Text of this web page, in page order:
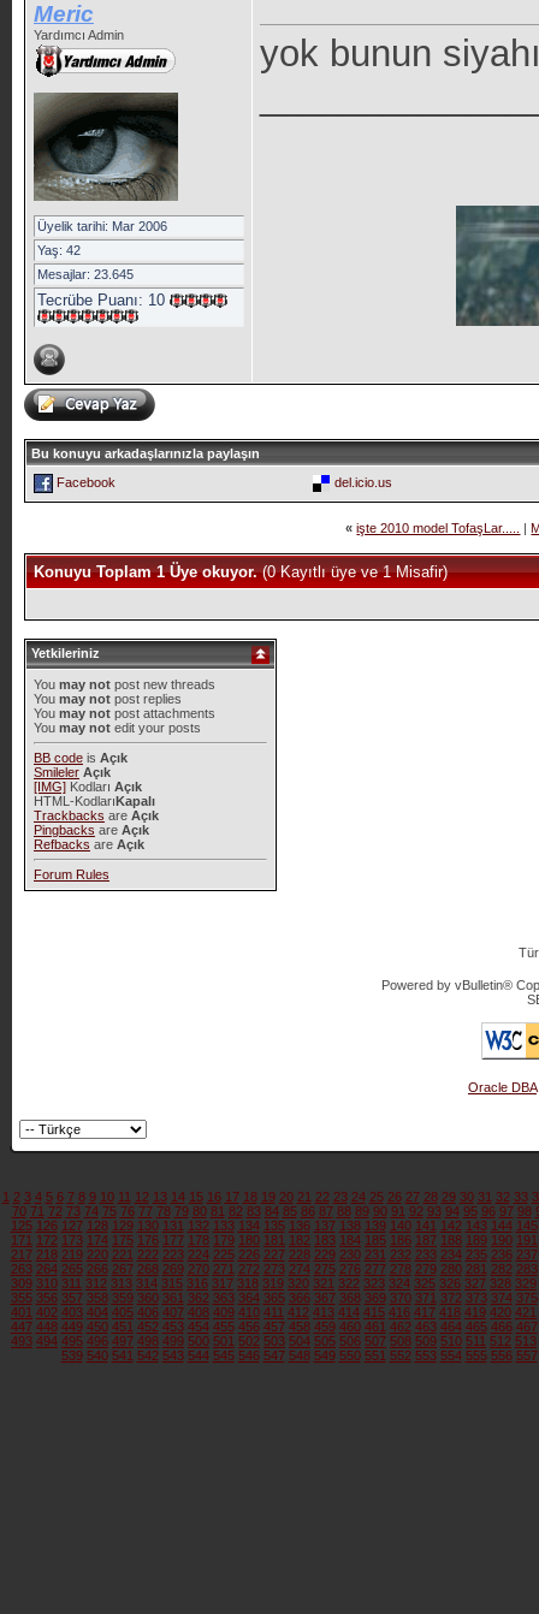
Meric
Yardımcı Admin
Üyelik tarihi: Mar 2006
Yaş: 42
Mesajlar: 23.645
Tecrübe Puanı: 10
yok bunun
Bu konuyu arkadaşlarınızla paylaşın
Facebook
del.icio.us
« işte 2010 model TofaşLar..... |
Konuyu Toplam 1 Üye okuyor.(0 Kayıtlı üye ve 1 Misafir)
Yetkileriniz
You may notpost new threads
You may notpost replies
You may notpost attachments
You may notedit your posts
BB codeis Açık
Smileler Açık
[IMG]Kodları Açık
HTML-KodlarıKapalı
Trackbacks are Açık
Pingbacks are Açık
Refbacks are Açık
Forum Rules
Powered by vBulletin®
Oracle DBA
1 2 3 4 5 6 7 8 9 10 11 12 13 14 15 16 17 18 19 20 21 22 23 24 25 26 27 28 29 30 31 32 33
70 71 72 73 74 75 76 77 78 79 80 81 82 83 84 85 86 87 88 89 90 91 92 93 94 95 96 97 98
125 126 127 128 129 130 131 132 133 134 135 136 137 138 139 140 141 142 143 144 145
171 172 173 174 175 176 177 178 179 180 181 182 183 184 185 186 187 188 189 190 191
217 218 219 220 221 222 223 224 225 226 227 228 229 230 231 232 233 234 235 236 237
263 264 265 266 267 268 269 270 271 272 273 274 275 276 277 278 279 280 281 282 283
309 310 311 312 313 314 315 316 317 318 319 320 321 322 323 324 325 326 327 328 329
355 356 357 358 359 360 361 362 363 364 365 366 367 368 369 370 371 372 373 374 375
401 402 403 404 405 406 407 408 409 410 411 412 413 414 415 416 417 418 419 420 421
447 448 449 450 451 452 453 454 455 456 457 458 459 460 461 462 463 464 465 466 467
493 494 495 496 497 498 499 500 501 502 503 504 505 506 507 508 509 510 511 512 513
539 540 541 542 543 544 545 546 547 548 549 550 551 552 553 554 555 556 557